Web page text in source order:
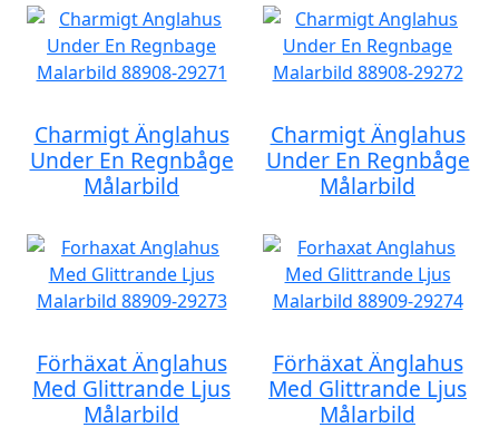
Charmigt Änglahus
Under En Regnbåge
Målarbild
Charmigt Änglahus
Under En Regnbåge
Målarbild
Förhäxat Änglahus
Med Glittrande Ljus
Målarbild
Förhäxat Änglahus
Med Glittrande Ljus
Målarbild